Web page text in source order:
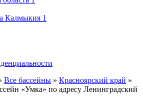
Калмыкия 1
Все бассейны » Красноярский край »
«Умка» по адресу Ленинградский